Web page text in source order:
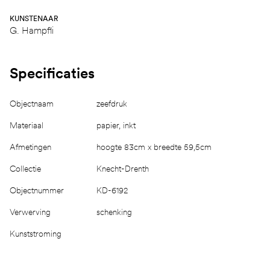
KUNSTENAAR
G. Hampfli
Specificaties
Objectnaam zeefdruk
Materiaal papier, inkt
Afmetingen hoogte 83cm x breedte 59,5cm
Collectie Knecht-Drenth
Objectnummer KD-6192
Verwerving schenking
Kunststroming